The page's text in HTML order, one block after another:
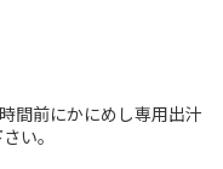
間前にかにめし専用出汁
い。